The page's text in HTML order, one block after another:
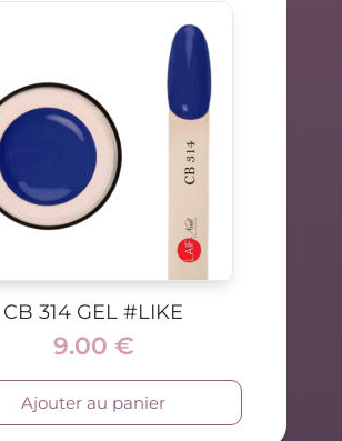
CB 314 GEL #LIKE
9.00 €
Ajouter au panier